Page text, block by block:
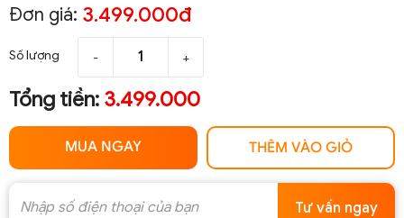
Đơn giá: 3.499.000đ
Số lượng - +
Tổng tiền: 3.499.000
MUA NGAY THÊM VÀO GIỎ
Tư vấn ngay